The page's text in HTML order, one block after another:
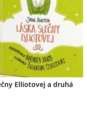
Elliotovej a druhá